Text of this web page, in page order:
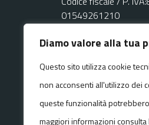
Diamo valore alla tua
Questo sito utilizza cookie
non acconsenti all'utilizzo dei
queste funzionalità
maggiori informazioni consulta
01549261210
PEC:
Centralino unico: